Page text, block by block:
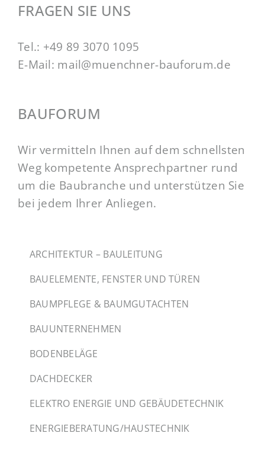
FRAGEN SIE UNS
Tel.: +49 89 3070 1095
E-Mail: mail@muenchner-bauforum.de
BAUFORUM
Wir vermitteln Ihnen auf dem schnellsten
Weg kompetente Ansprechpartner rund
um die Baubranche und unterstützen Sie
bei jedem Ihrer Anliegen.
ARCHITEKTUR – BAULEITUNG
BAUELEMENTE, FENSTER UND TÜREN
BAUMPFLEGE & BAUMGUTACHTEN
BAUUNTERNEHMEN
BODENBELÄGE
DACHDECKER
ELEKTRO ENERGIE UND GEBÄUDETECHNIK
ENERGIEBERATUNG/HAUSTECHNIK